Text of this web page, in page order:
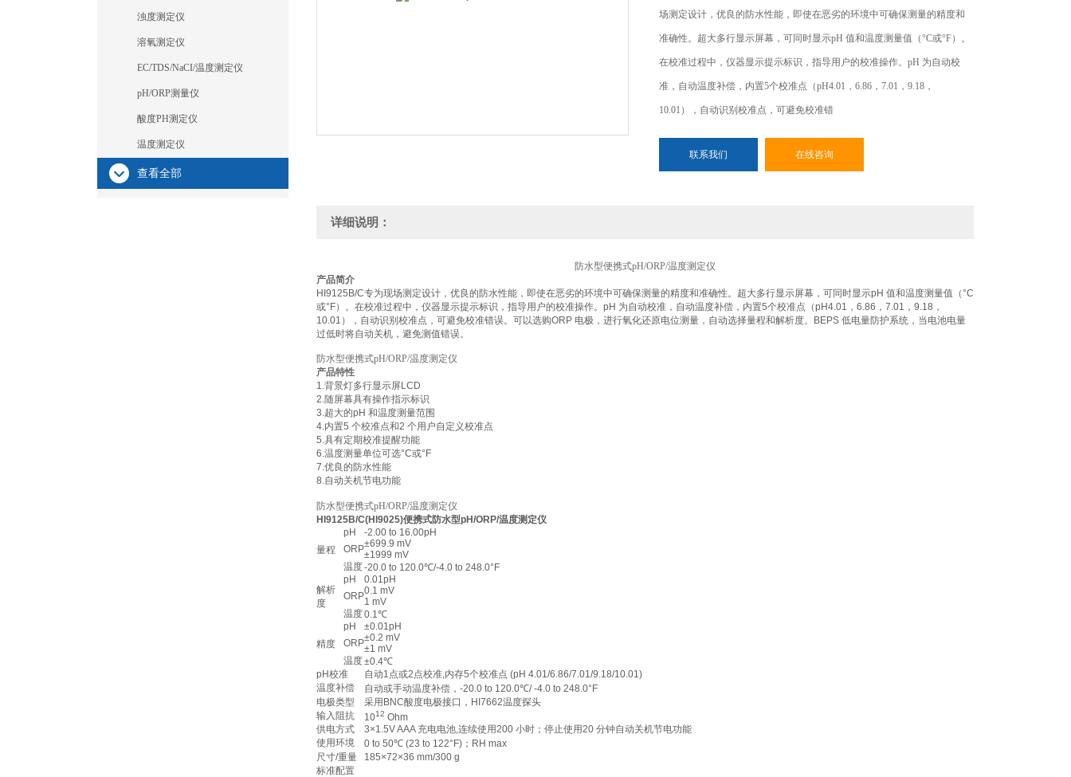
浊度测定仪
溶氧测定仪
EC/TDS/NaCI/温度测定仪
pH/ORP测量仪
酸度PH测定仪
温度测定仪
查看全部
场测定设计，优良的防水性能，即使在恶劣的环境中可确保测量的精度和
准确性。超大多行显示屏幕，可同时显示pH 值和温度测量值（°C或°F）。
在校准过程中，仪器显示提示标识，指导用户的校准操作。pH 为自动校
准，自动温度补偿，内置5个校准点（pH4.01，6.86，7.01，9.18，
10.01），自动识别校准点，可避免校准错
联系我们 在线咨询
详细说明：
防水型便携式pH/ORP/温度测定仪
产品简介
HI9125B/C专为现场测定设计，优良的防水性能，即使在恶劣的环境中可确保测量的精度和准确性。超大多行显示屏幕，可同时显示pH 值和温度测量值（°C
或°F）。在校准过程中，仪器显示提示标识，指导用户的校准操作。pH 为自动校准，自动温度补偿，内置5个校准点（pH4.01，6.86，7.01，9.18，
10.01），自动识别校准点，可避免校准错误。可以选购ORP 电极，进行氧化还原电位测量，自动选择量程和解析度。BEPS 低电量防护系统，当电池电量
过低时将自动关机，避免测值错误。
防水型便携式pH/ORP/温度测定仪
产品特性
1.背景灯多行显示屏LCD
2.随屏幕具有操作指示标识
3.超大的pH 和温度测量范围
4.内置5 个校准点和2 个用户自定义校准点
5.具有定期校准提醒功能
6.温度测量单位可选°C或°F
7.优良的防水性能
8.自动关机节电功能
防水型便携式pH/ORP/温度测定仪
HI9125B/C(HI9025)便携式防水型pH/ORP/温度测定仪
量程
pH
-2.00 to 16.00pH
ORP±699.9 mV
±1999 mV
温度-20.0 to 120.0℃/-4.0 to 248.0°F
解析
度
pH
0.01pH
ORP0.1 mV
1 mV
温度0.1℃
精度
pH
±0.01pH
ORP±0.2 mV
±1 mV
温度±0.4℃
pH校准
自动1点或2点校准,内存5个校准点 (pH 4.01/6.86/7.01/9.18/10.01)
温度补偿
自动或手动温度补偿，-20.0 to 120.0℃/ -4.0 to 248.0°F
电极类型
采用BNC酸度电极接口，HI7662温度探头
输入阻抗
1012 Ohm
供电方式
3×1.5V AAA 充电电池,连续使用200 小时；停止使用20 分钟自动关机节电功能
使用环境
0 to 50℃ (23 to 122°F)；RH max
尺寸/重量
185×72×36 mm/300 g
标准配置